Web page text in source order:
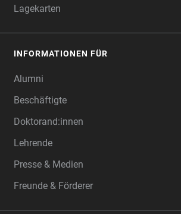
Lagekarten
INFORMATIONEN FÜR
Alumni
Beschäftigte
Doktorand:innen
Lehrende
Presse & Medien
Freunde & Förderer